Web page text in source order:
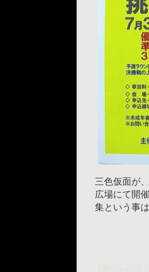
三色仮面が
広場にて開
集という事